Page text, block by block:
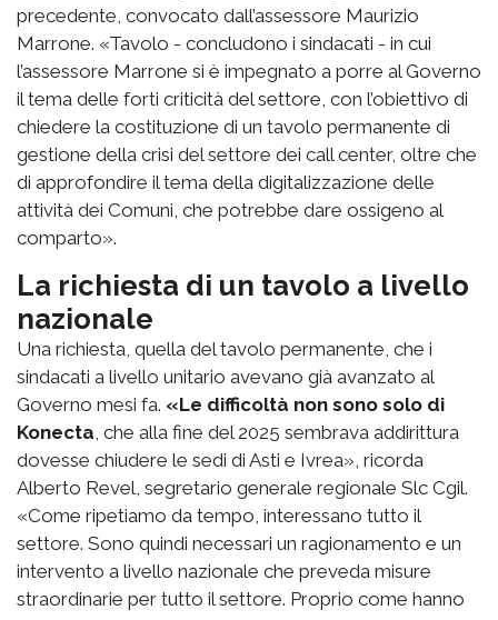
precedente, convocato dall’assessore Maurizio
Marrone. «Tavolo - concludono i sindacati - in cui
l’assessore Marrone si è impegnato a porre al Governo
il tema delle forti criticità del settore, con l’obiettivo di
chiedere la costituzione di un tavolo permanente di
gestione della crisi del settore dei call center, oltre che
di approfondire il tema della digitalizzazione delle
attività dei Comuni, che potrebbe dare ossigeno al
comparto».
La richiesta di un tavolo a livello
nazionale
Una richiesta, quella del tavolo permanente, che i
sindacati a livello unitario avevano già avanzato al
Governo mesi fa. «Le difficoltà non sono solo di
Konecta , che alla fine del 2025 sembrava addirittura
dovesse chiudere le sedi di Asti e Ivrea», ricorda
Alberto Revel, segretario generale regionale Slc Cgil.
«Come ripetiamo da tempo, interessano tutto il
settore. Sono quindi necessari un ragionamento e un
intervento a livello nazionale che preveda misure
straordinarie per tutto il settore. Proprio come hanno